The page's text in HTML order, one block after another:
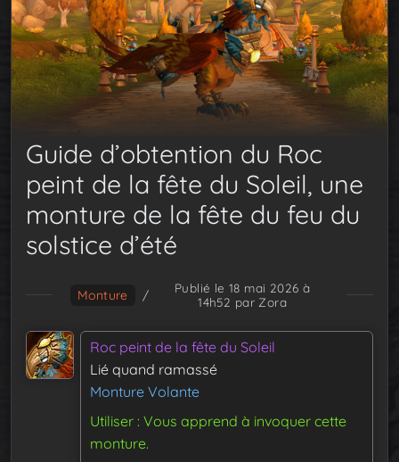
Guide d’obtention du Roc
peint de la fête du Soleil, une
monture de la fête du feu du
solstice d’été
Monture /
Publié le 18 mai 2026 à
14h52 par Zora
Roc peint de la fête du Soleil
Lié quand ramassé
Monture Volante
Utiliser : Vous apprend à invoquer cette
monture.